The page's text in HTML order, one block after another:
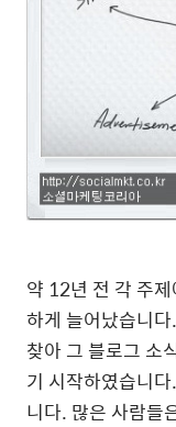
약 12년 전 각 주
하게 늘어났습니
찾아 그 블로그 소
기 시작하였습니
니다. 많은 사람들